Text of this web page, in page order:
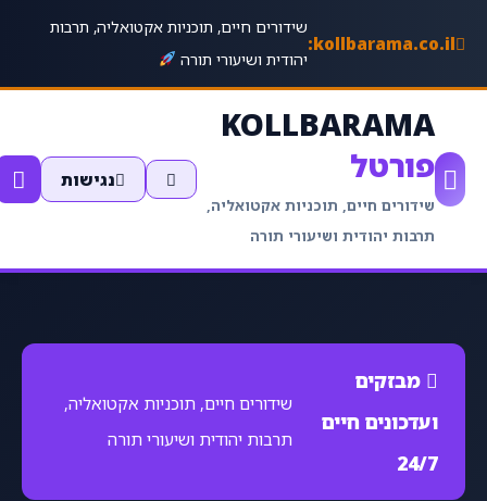
kollbarama.co.il:
שידורים חיים, תוכניות אקטואליה, תרבות
יהודית ושיעורי תורה
KOLLBARAMA
פורטל
שידורים חיים, תוכניות אקטואליה,
תרבות יהודית ושיעורי תורה
נגישות
מבזקים
ועדכונים חיים
24/7
שידורים חיים, תוכניות אקטואליה,
תרבות יהודית ושיעורי תורה